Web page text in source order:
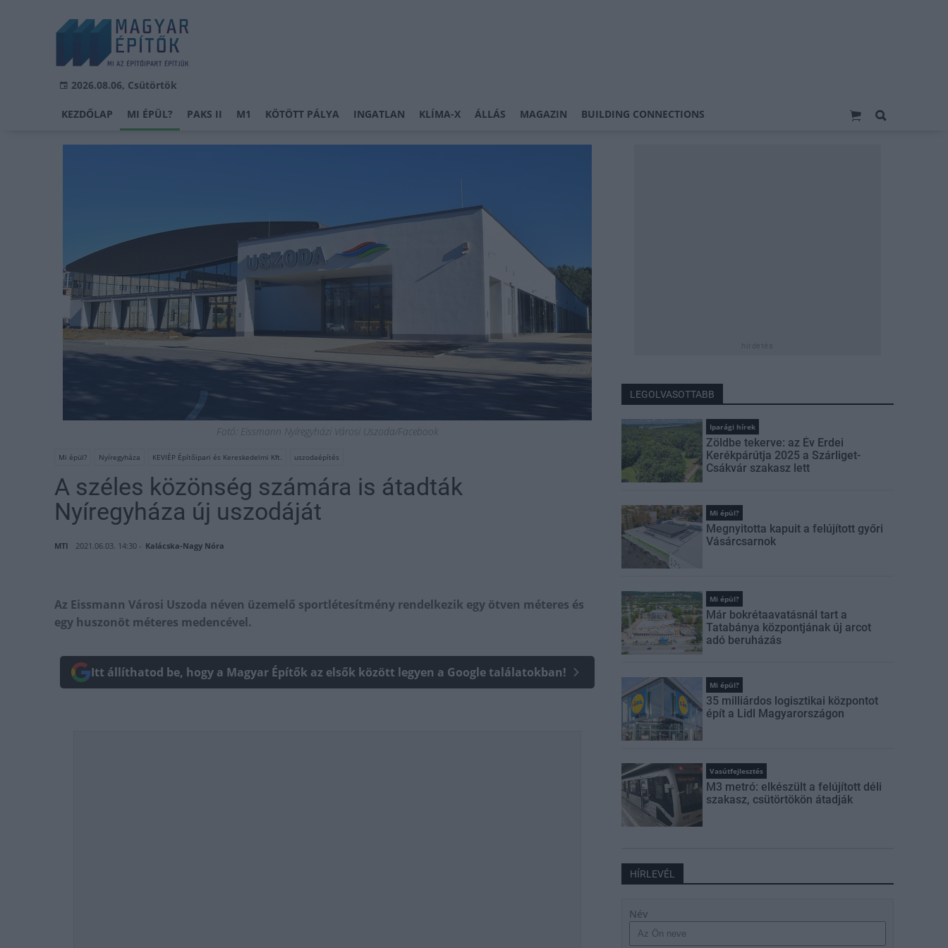
2026.08.06, Csütörtök
KEZDŐLAP MI ÉPÜL? PAKS II M1 KÖTÖTT PÁLYA INGATLAN KLÍMA-X ÁLLÁS MAGAZIN BUILDING CONNECTIONS
Fotó: Eissmann Nyíregyházi Városi Uszoda/Facebook
Mi épül? Nyíregyháza KEVIÉP Építőipari és Kereskedelmi Kft. uszodaépítés
A széles közönség számára is átadták
Nyíregyháza új uszodáját
MTI 2021.06.03. 14:30 - Kalácska-Nagy Nóra
Az Eissmann Városi Uszoda néven üzemelő sportlétesítmény rendelkezik egy ötven méteres és
egy huszonöt méteres medencével.
Itt állíthatod be, hogy a Magyar Építők az elsők között legyen a Google találatokban!
LEGOLVASOTTABB
Iparági hírek
Zöldbe tekerve: az Év Erdei
Kerékpárútja 2025 a Szárliget-
Csákvár szakasz lett
Mi épül?
Megnyitotta kapuit a felújított győri
Vásárcsarnok
Mi épül?
Már bokrétaavatásnál tart a
Tatabánya központjának új arcot
adó beruházás
Mi épül?
35 milliárdos logisztikai központot
épít a Lidl Magyarországon
Vasútfejlesztés
M3 metró: elkészült a felújított déli
szakasz, csütörtökön átadják
HÍRLEVÉL
Név